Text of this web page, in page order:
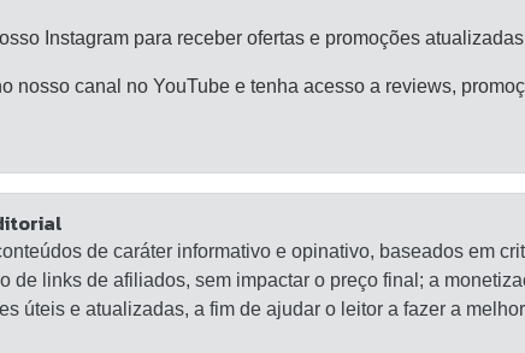
Instagram para receber ofertas e promoções
nosso canal no YouTube e tenha acesso a reviews,
de caráter informativo e opinativo, baseados em
de links de afiliados, sem impactar o preço final; a
úteis e atualizadas, a fim de ajudar o leitor a fazer a